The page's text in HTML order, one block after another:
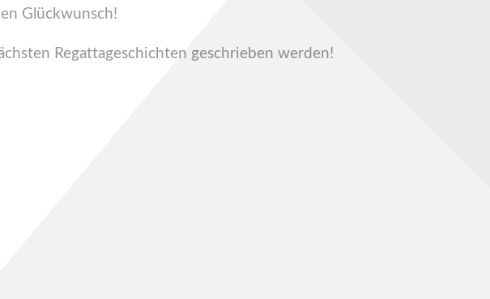
Glückwunsch!
Regattageschichten geschrieben werden!